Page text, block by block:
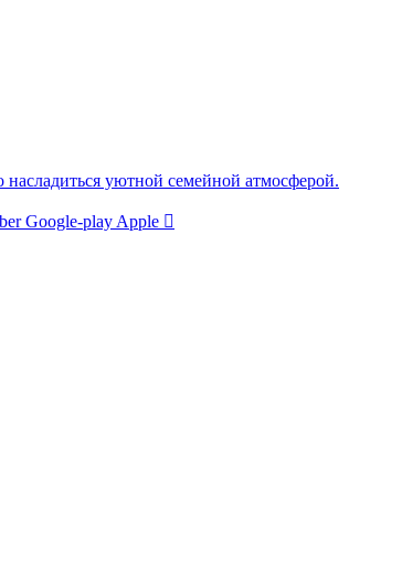
уютной семейной атмосферой.
Google-play Apple